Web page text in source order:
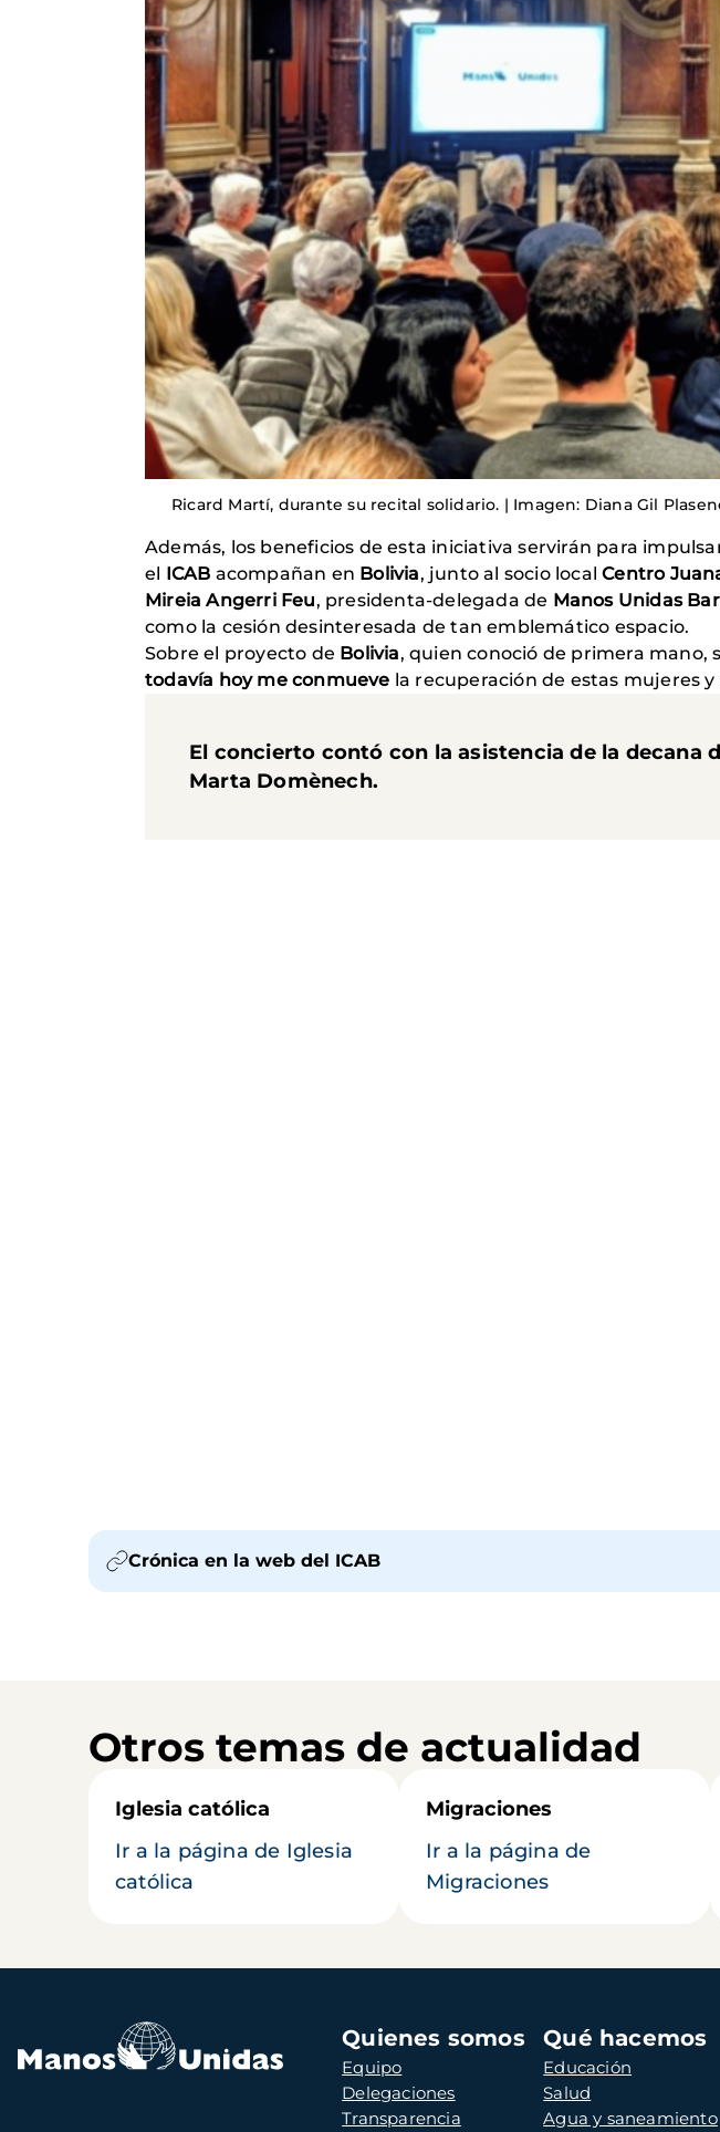
Ricard Martí, durante su recital solidario. | Imagen: Diana Gil
Además, los beneficios de esta iniciativa servirán para
el ICAB acompañan en Bolivia, junto al socio localCentro
Mireia Angerri Feu, presidenta-delegada de Manos Unidas
como la cesión desinteresada de tan emblemático espacio.
Sobre el proyecto de Bolivia, quien conoció de primera mano,
todavía hoy me conmueve la recuperación de estas mujeres y
El concierto contó con la asistencia de la decana
Marta Domènech.
Crónica en la web del ICAB
Otros temas de actualidad
Iglesia católica
Ir a la página de Iglesia
católica
Migraciones
Ir a la página de
Migraciones
Navegación
principal
Quienes somos
Equipo
Delegaciones
Transparencia
Qué hacemos
Educación
Salud
Agua y saneamiento